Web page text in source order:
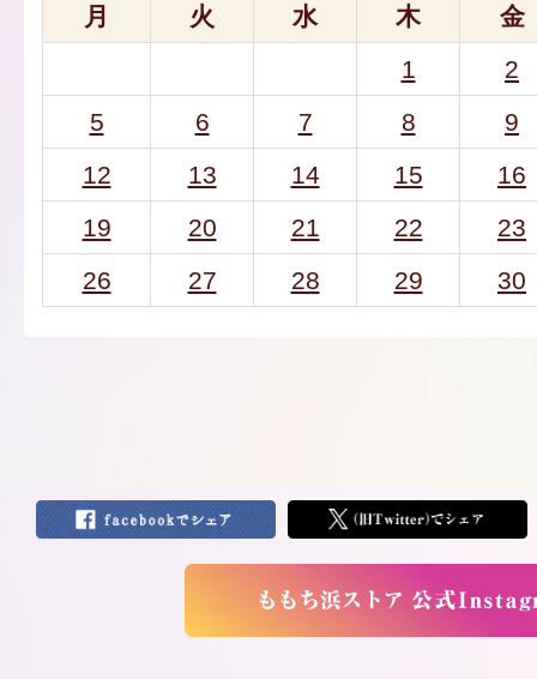
月 火 水 木
金
1
2
5
6 7 8
9
12
13 14 15
16
19
20 21 22
23
26
27 28 29 30